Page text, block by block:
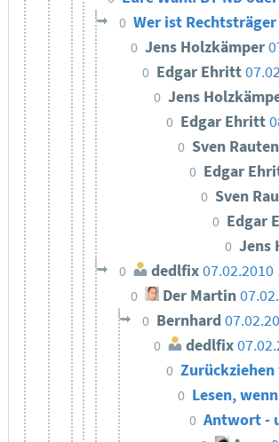
0 Wer ist
0 Jens Holzkämper
0 Edgar Ehritt
0 Jens
0 Edgar Ehritt
0 Sven
0 Edgar
0 Sven
0 Edgar
0 Jens
0 dedlfix 07.02.2010
0 Der Martin
0 Bernhard
0 dedlfix
0 Zurückziehen
0 Lesen,
0 Antwort -